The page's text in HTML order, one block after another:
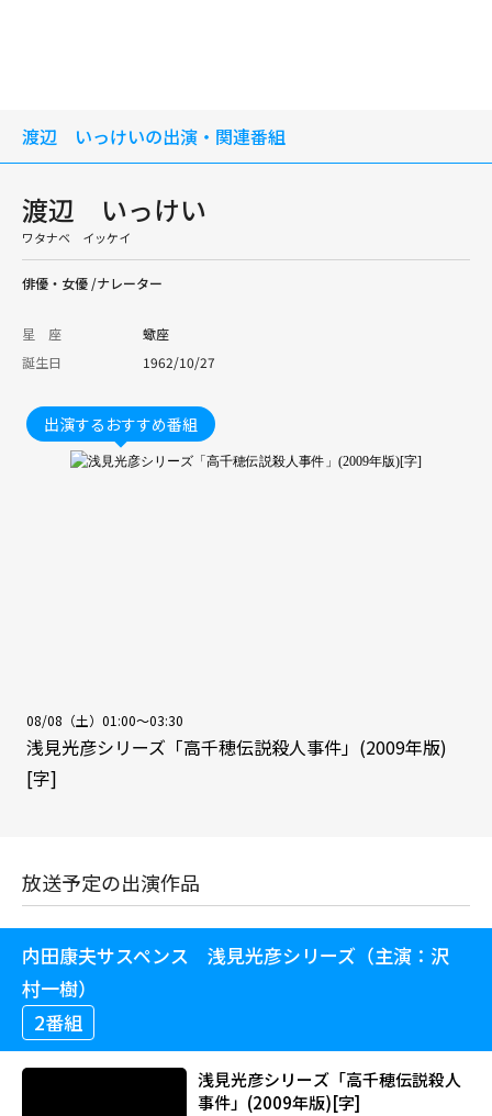
渡辺 いっけいの出演・関連番組
渡辺 いっけい
ワタナベ イッケイ
俳優・女優 /ナレーター
星 座
蠍座
誕生日
1962/10/27
出演するおすすめ番組
08/08（土）01:00～03:30
浅見光彦シリーズ「高千穂伝説殺人事件」(2009年版)
[字]
放送予定の出演作品
内田康夫サスペンス 浅見光彦シリーズ（主演：沢
村一樹）
2番組
浅見光彦シリーズ「高千穂伝説殺人
事件」(2009年版)[字]